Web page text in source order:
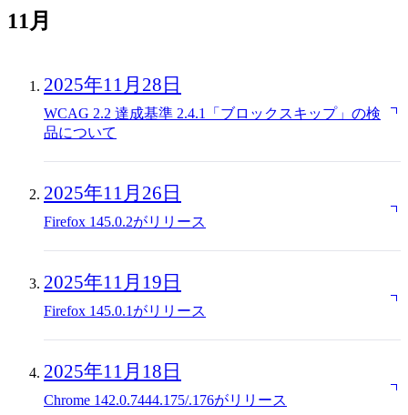
11月
2025年11月28日
WCAG 2.2 達成基準 2.4.1「ブロックスキップ」の検
品について
2025年11月26日
Firefox 145.0.2がリリース
2025年11月19日
Firefox 145.0.1がリリース
2025年11月18日
Chrome 142.0.7444.175/.176がリリース